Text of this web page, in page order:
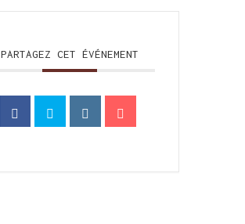
PARTAGEZ CET ÉVÉNEMENT